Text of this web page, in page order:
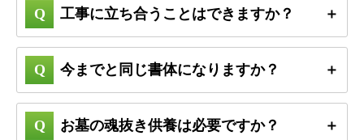
工事に立ち合うことはできますか？
今までと同じ書体になりますか？
お墓の魂抜き供養は必要ですか？